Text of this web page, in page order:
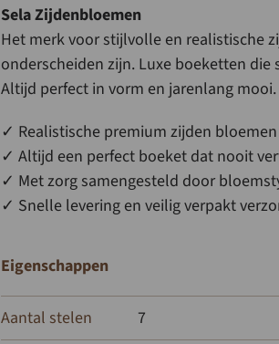
Sela Zijdenbloemen
Het merk voor stijlvolle en realistische
onderscheiden zijn. Luxe boeketten
Altijd perfect in vorm en jarenlang mooi.
✓ Realistische premium zijden
✓ Altijd een perfect boeket dat nooit
✓ Met zorg samengesteld door
✓ Snelle levering en veilig verpakt
Eigenschappen
Aantal stelen
7